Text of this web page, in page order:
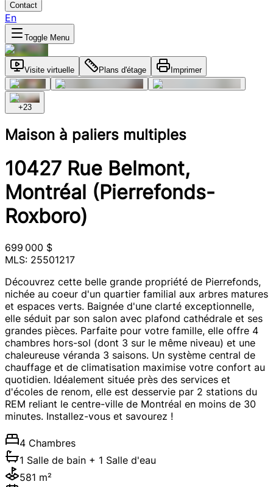
Contact
En
Toggle Menu
Visite virtuelle Plans d'étage Imprimer
+23
Maison à paliers multiples
10427 Rue Belmont,
Montréal (Pierrefonds-
Roxboro)
699 000 $
MLS: 25501217
Découvrez cette belle grande propriété de Pierrefonds,
nichée au coeur d'un quartier familial aux arbres matures
et espaces verts. Baignée d'une clarté exceptionnelle,
elle séduit par son salon avec plafond cathédrale et ses
grandes pièces. Parfaite pour votre famille, elle offre 4
chambres hors-sol (dont 3 sur le même niveau) et une
chaleureuse véranda 3 saisons. Un système central de
chauffage et de climatisation maximise votre confort au
quotidien. Idéalement située près des services et
d'écoles de renom, elle est desservie par 2 stations du
REM reliant le centre-ville de Montréal en moins de 30
minutes. Installez-vous et savourez !
4 Chambres
1 Salle de bain + 1 Salle d'eau
581 m²